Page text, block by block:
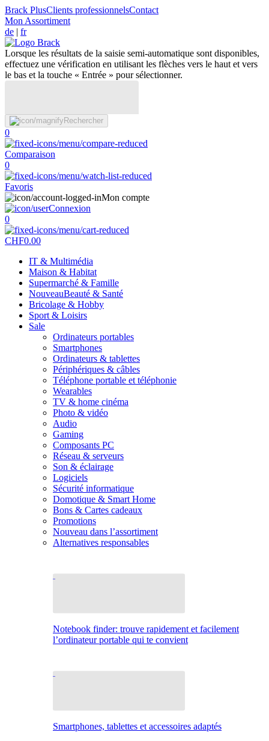
Brack PlusClients professionnelsContact
Mon Assortiment
de | fr
Lorsque les résultats de la saisie semi-automatique sont disponibles,
effectuez une vérification en utilisant les flèches vers le haut et vers
le bas et la touche « Entrée » pour sélectionner.
Rechercher
0
Comparaison
0
Favoris
Mon compte
Connexion
0
CHF0.00
IT & Multimédia
Maison & Habitat
Supermarché & Famille
NouveauBeauté & Santé
Bricolage & Hobby
Sport & Loisirs
Sale
Ordinateurs portables
Smartphones
Ordinateurs & tablettes
Périphériques & câbles
Téléphone portable et téléphonie
Wearables
TV & home cinéma
Photo & vidéo
Audio
Gaming
Composants PC
Réseau & serveurs
Son & éclairage
Logiciels
Sécurité informatique
Domotique & Smart Home
Bons & Cartes cadeaux
Promotions
Nouveau dans l’assortiment
Alternatives responsables
Notebook finder: trouve rapidement et facilement
l’ordinateur portable qui te convient
Smartphones, tablettes et accessoires adaptés